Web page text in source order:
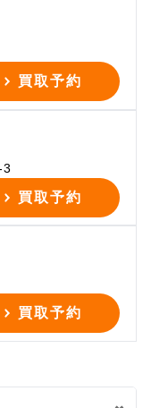
買取予約
3
買取予約
買取予約